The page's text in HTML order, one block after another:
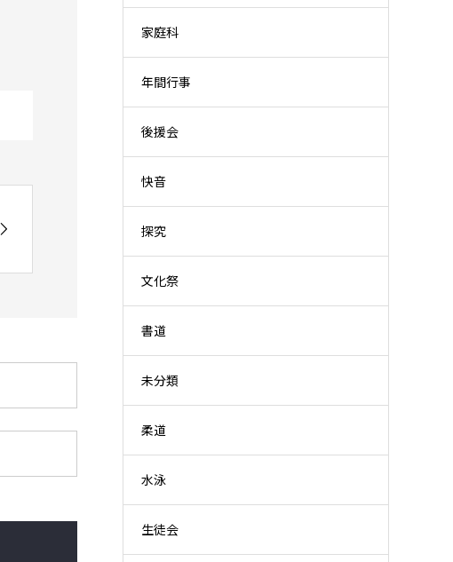
家庭科
年間行事
後援会
快音
探究
文化祭
書道
未分類
柔道
水泳
生徒会